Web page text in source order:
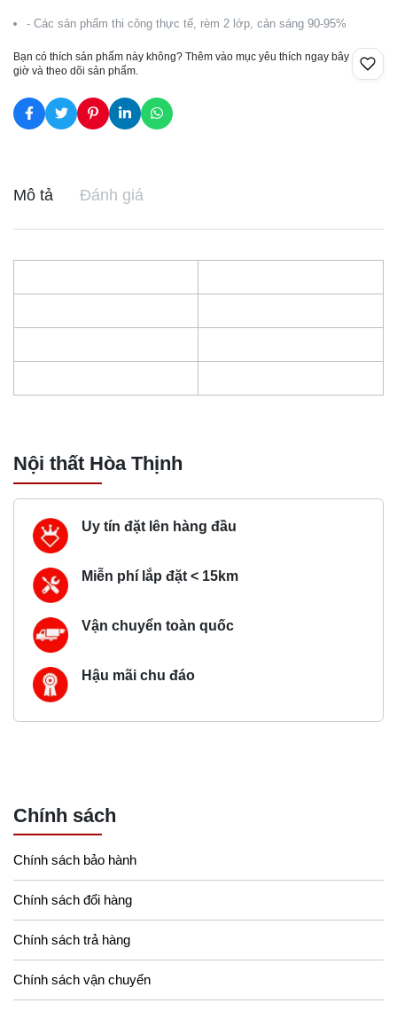
- Các sản phẩm thi công thực tế, rèm 2 lớp, cản sáng 90-95%
Bạn có thích sản phẩm này không? Thêm vào mục yêu thích ngay bây
giờ và theo dõi sản phẩm.
Mô tả Đánh giá
Nội thất Hòa Thịnh
Uy tín đặt lên hàng đầu
Miễn phí lắp đặt < 15km
Vận chuyển toàn quốc
Hậu mãi chu đáo
Chính sách
Chính sách bảo hành
Chính sách đổi hàng
Chính sách trả hàng
Chính sách vận chuyển